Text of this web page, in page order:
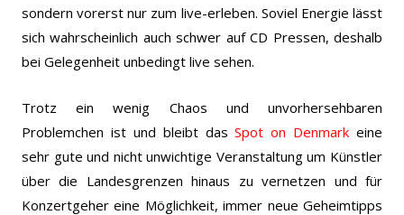
sondern vorerst nur zum live-erleben. Soviel Energie lässt
sich wahrscheinlich auch schwer auf CD Pressen, deshalb
bei Gelegenheit unbedingt live sehen.
Trotz ein wenig Chaos und unvorhersehbaren
Problemchen ist und bleibt dasSpot on Denmark eine
sehr gute und nicht unwichtige Veranstaltung um Künstler
über die Landesgrenzen hinaus zu vernetzen und für
Konzertgeher eine Möglichkeit, immer neue Geheimtipps